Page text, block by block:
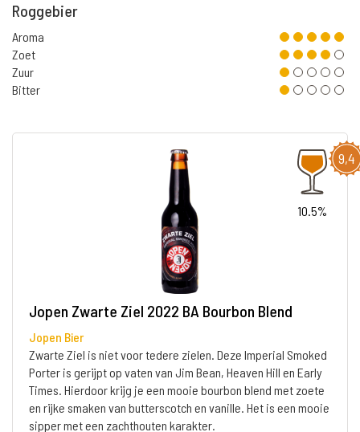
Roggebier
Aroma
Zoet
Zuur
Bitter
9,4
10.5%
Jopen Zwarte Ziel 2022 BA Bourbon Blend
Jopen Bier
Zwarte Ziel is niet voor tedere zielen. Deze Imperial Smoked
Porter is gerijpt op vaten van Jim Bean, Heaven Hill en Early
Times. Hierdoor krijg je een mooie bourbon blend met zoete
en rijke smaken van butterscotch en vanille. Het is een mooie
sipper met een zachthouten karakter.